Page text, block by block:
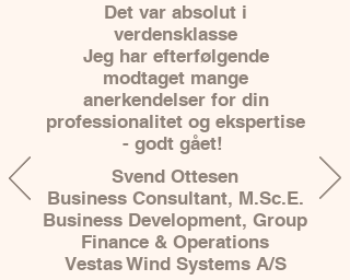
Det var absolut i
verdensklasse
Jeg har efterfølgende
modtaget mange
anerkendelser for din
professionalitet og ekspertise
- godt gået!
Svend Ottesen
Business Consultant, M.Sc.E.
Business Development, Group
Finance & Operations
Vestas Wind Systems A/S